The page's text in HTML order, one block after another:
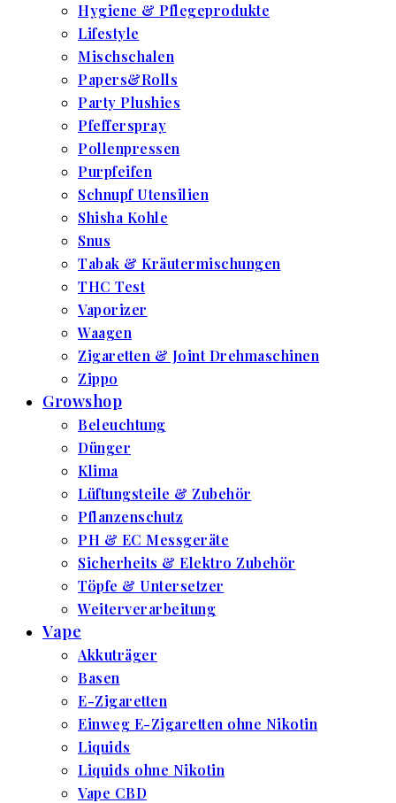
Hygiene & Pflegeprodukte
Lifestyle
Mischschalen
Papers&Rolls
Party Plushies
Pfefferspray
Pollenpressen
Purpfeifen
Schnupf Utensilien
Shisha Kohle
Snus
Tabak & Kräutermischungen
THC Test
Vaporizer
Waagen
Zigaretten & Joint Drehmaschinen
Zippo
Growshop
Beleuchtung
Dünger
Klima
Lüftungsteile & Zubehör
Pflanzenschutz
PH & EC Messgeräte
Sicherheits & Elektro Zubehör
Töpfe & Untersetzer
Weiterverarbeitung
Vape
Akkuträger
Basen
E-Zigaretten
Einweg E-Zigaretten ohne Nikotin
Liquids
Liquids ohne Nikotin
Vape CBD